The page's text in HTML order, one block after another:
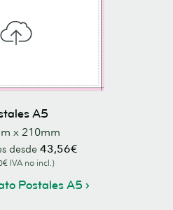
A5
x 210mm
desde 43,56€
IVA no incl.)
Postales A5